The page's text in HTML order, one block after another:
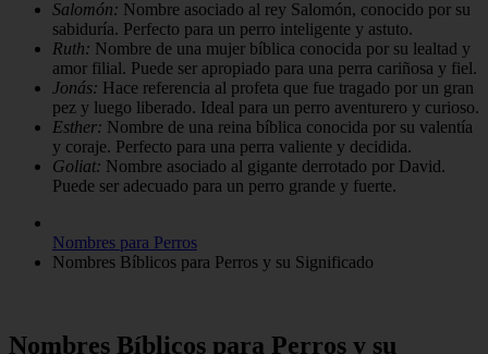
Salomón: Nombre asociado al rey Salomón, conocido por su
sabiduría. Perfecto para un perro inteligente y astuto.
Ruth: Nombre de una mujer bíblica conocida por su lealtad y
amor filial. Puede ser apropiado para una perra cariñosa y fiel.
Jonás: Hace referencia al profeta que fue tragado por un gran
pez y luego liberado. Ideal para un perro aventurero y curioso.
Esther: Nombre de una reina bíblica conocida por su valentía
y coraje. Perfecto para una perra valiente y decidida.
Goliat: Nombre asociado al gigante derrotado por David.
Puede ser adecuado para un perro grande y fuerte.
Nombres para Perros
Nombres Bíblicos para Perros y su Significado
Nombres Bíblicos para Perros y su